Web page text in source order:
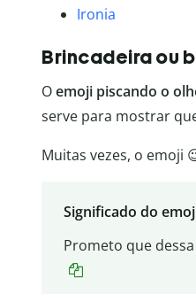
Ironia
Brincadeira ou
Oemoji piscando o
serve para mostrar
Muitas vezes, o emoji
Significado do
Prometo que